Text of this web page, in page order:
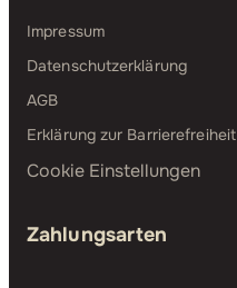
Impressum
Datenschutzerklärung
AGB
Erklärung zur Barrierefreiheit
Cookie Einstellungen
Zahlungsarten